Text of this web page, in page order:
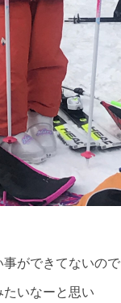
ができてないので
いなーと思い